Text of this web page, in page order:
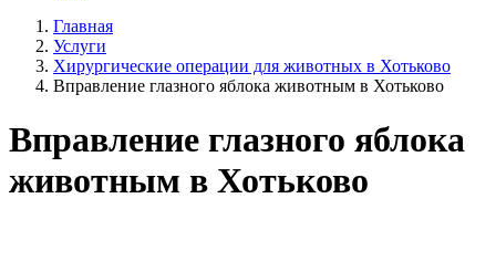
Главная
Услуги
Хирургические операции для животных в Хотьково
Вправление глазного яблока животным в Хотьково
Вправление глазного яблока
животным в Хотьково